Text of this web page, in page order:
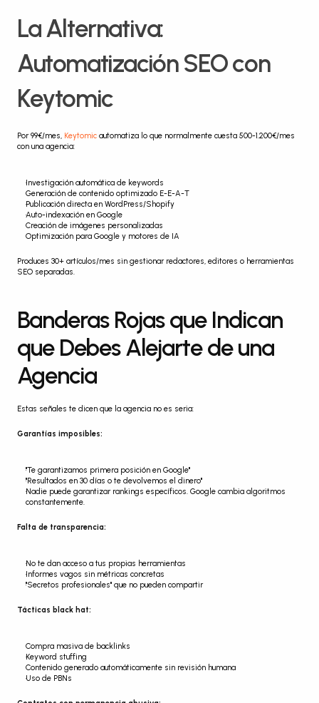
La Alternativa:
Automatización SEO con
Keytomic
Por 99€/mes, Keytomic automatiza lo que normalmente cuesta 500-1.200€/mes
con una agencia:
Investigación automática de keywords
Generación de contenido optimizado E-E-A-T
Publicación directa en WordPress/Shopify
Auto-indexación en Google
Creación de imágenes personalizadas
Optimización para Google y motores de IA
Produces 30+ artículos/mes sin gestionar redactores, editores o herramientas
SEO separadas.
Banderas Rojas que Indican
que Debes Alejarte de una
Agencia
Estas señales te dicen que la agencia no es seria:
Garantías imposibles:
"Te garantizamos primera posición en Google"
"Resultados en 30 días o te devolvemos el dinero"
Nadie puede garantizar rankings específicos. Google cambia algoritmos
constantemente.
Falta de transparencia:
No te dan acceso a tus propias herramientas
Informes vagos sin métricas concretas
"Secretos profesionales" que no pueden compartir
Tácticas black hat:
Compra masiva de backlinks
Keyword stuffing
Contenido generado automáticamente sin revisión humana
Uso de PBNs